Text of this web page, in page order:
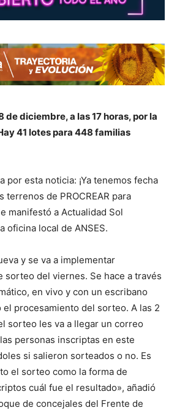
de diciembre, a las 17 horas, por la
41 lotes para 448 familias
por esta noticia: ¡Ya tenemos fecha
terrenos de PROCREAR para
manifestó a Actualidad Sol
oficina local de ANSES.
y se va a implementar
sorteo del viernes. Se hace a través
en vivo y con un escribano
procesamiento del sorteo. A las 2
sorteo les va a llegar un correo
personas inscriptas en este
si salieron sorteados o no. Es
el sorteo como la forma de
cuál fue el resultado», añadió
de concejales del Frente de